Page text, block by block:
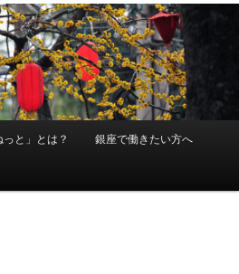
っと」とは？ 銀座で働きたい方へ